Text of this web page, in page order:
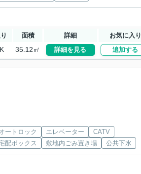
面積 詳細 お気に入り
35.12㎡ 詳細を見る 追加する
ートロック エレベーター
CATV
配ボックス
敷地内ごみ置き場 公共下水